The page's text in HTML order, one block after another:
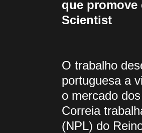
que promove
Scientist
O trabalho
portuguesa a
o mercado
Correia
(NPL) do